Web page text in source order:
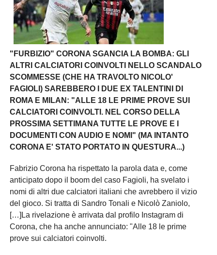
"FURBIZIO" CORONA SGANCIA LA BOMBA: GLI
ALTRI CALCIATORI COINVOLTI NELLO SCANDALO
SCOMMESSE (CHE HA TRAVOLTO NICOLO'
FAGIOLI) SAREBBERO I DUE EX TALENTINI DI
ROMA E MILAN: "ALLE 18 LE PRIME PROVE SUI
CALCIATORI COINVOLTI. NEL CORSO DELLA
PROSSIMA SETTIMANA TUTTE LE PROVE E I
DOCUMENTI CON AUDIO E NOMI" (MA INTANTO
CORONA E' STATO PORTATO IN QUESTURA...)
Fabrizio Corona ha rispettato la parola data e, come
anticipato dopo il boom del caso Fagioli, ha svelato i
nomi di altri due calciatori italiani che avrebbero il vizio
del gioco. Si tratta di Sandro Tonali e Nicolò Zaniolo,
[…]La rivelazione è arrivata dal profilo Instagram di
Corona, che ha anche annunciato: "Alle 18 le prime
prove sui calciatori coinvolti.